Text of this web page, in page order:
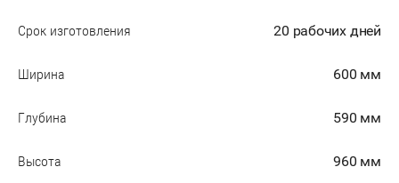
Срок изготовления 20 рабочих дней
Ширина 600 мм
Глубина 590 мм
Высота 960 мм